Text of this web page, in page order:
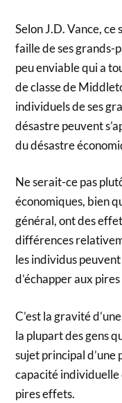
Selon J.D. Vance, ce
faille de ses grands-
peu enviable qui a
de classe de
individuels de ses
désastre peuvent
du désastre
Ne serait-ce pas
économiques, bien
général, ont des
différences
les individus
d’échapper aux
C’est la gravité
la plupart des gens
sujet principal d’une
capacité individuelle
pires effets.